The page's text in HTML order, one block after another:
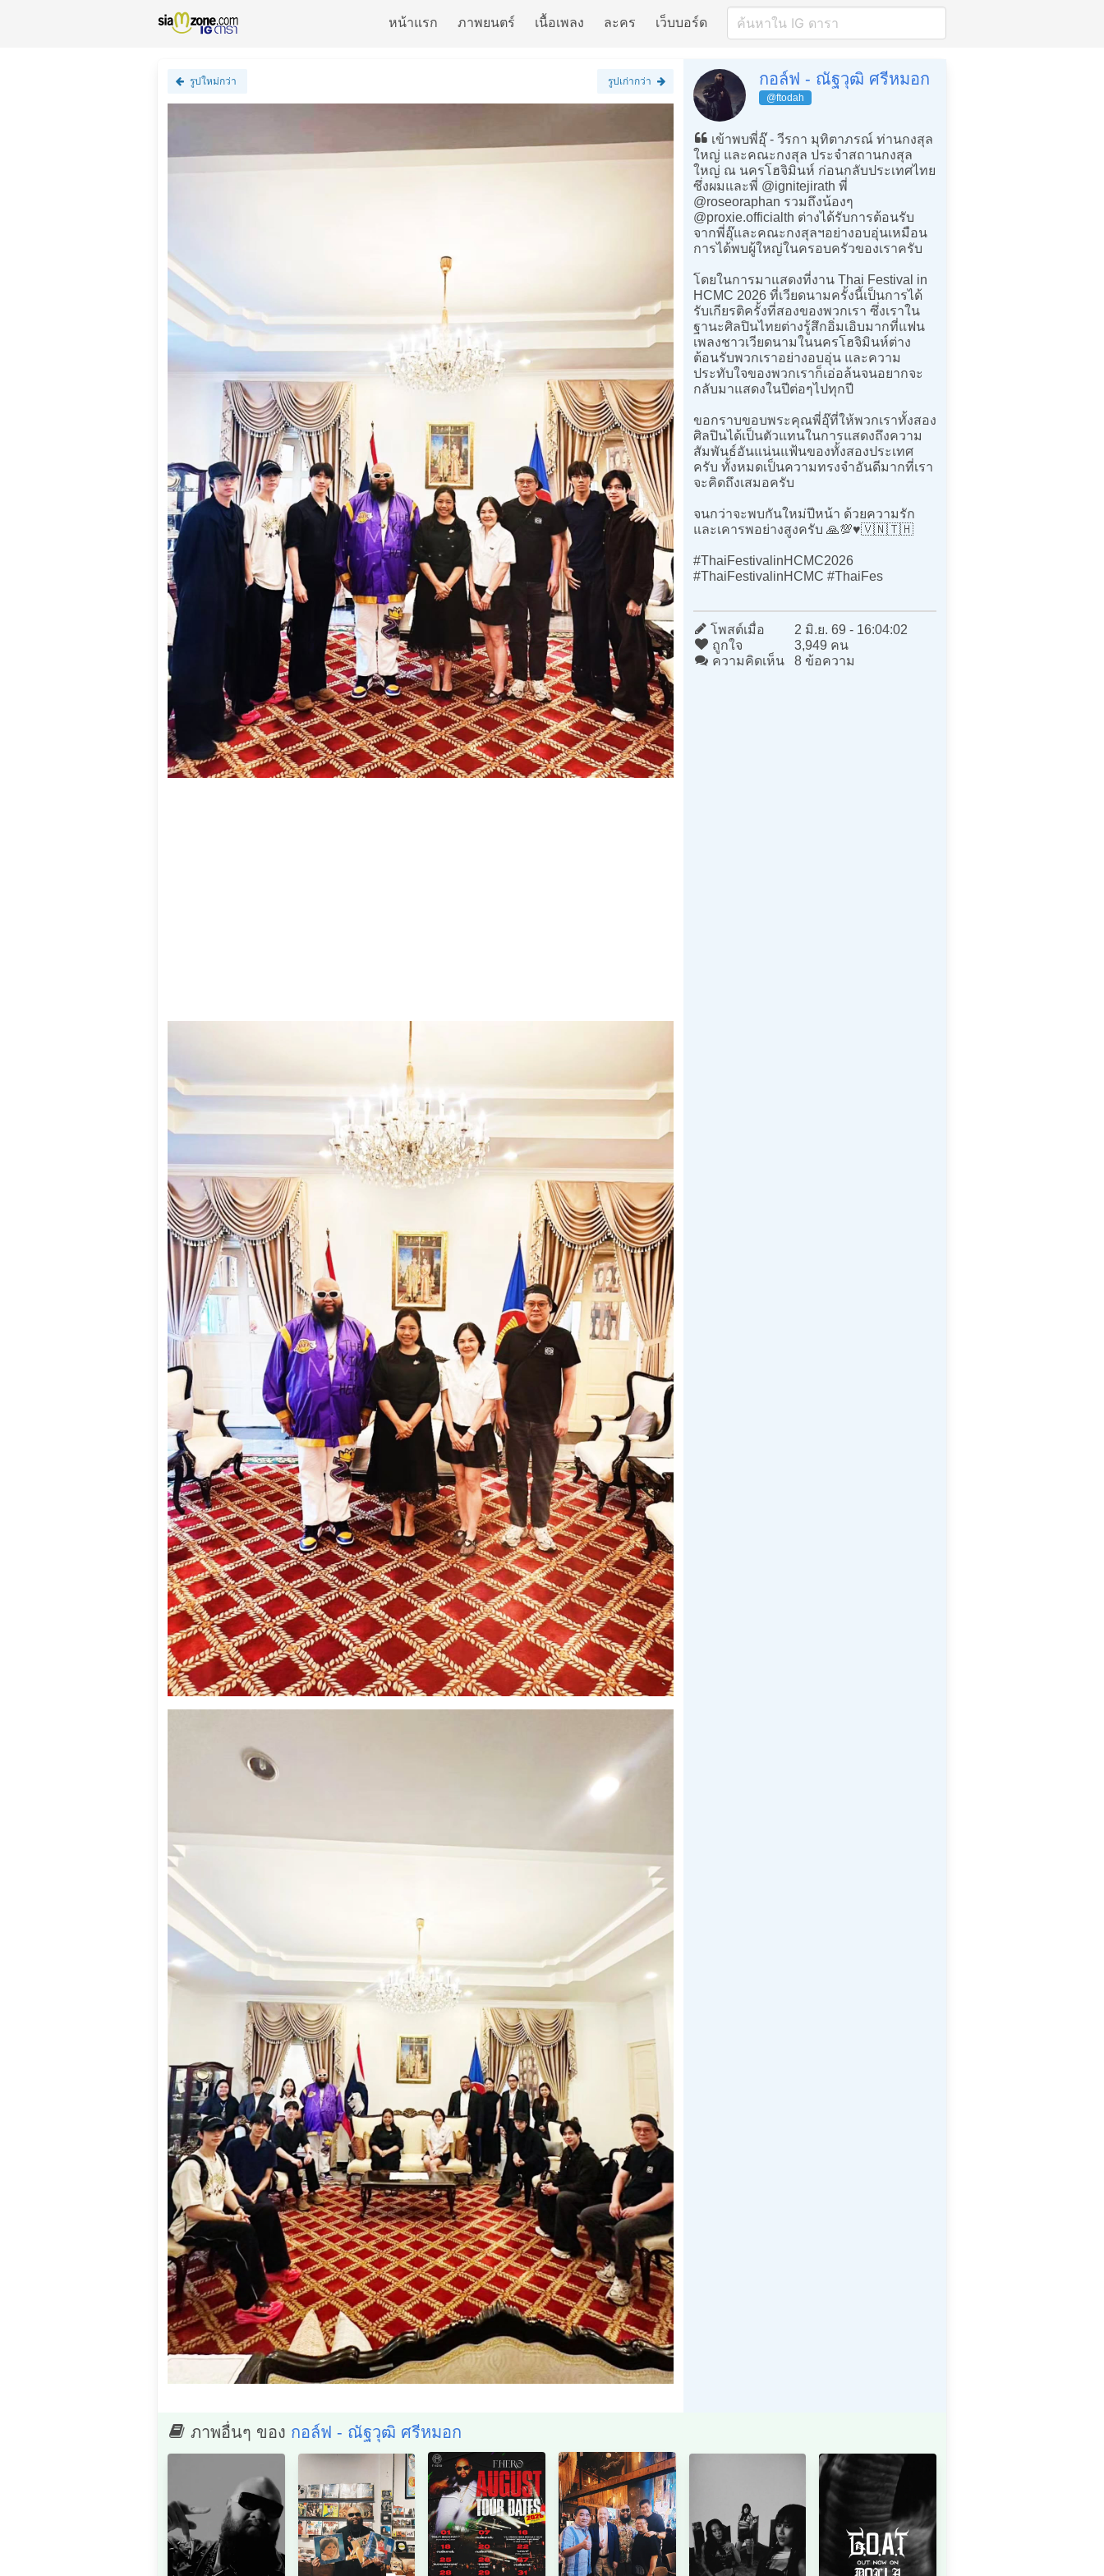
หน้าแรก ภาพยนตร์ เนื้อเพลง ละคร เว็บบอร์ด
รูปใหม่กว่า รูปเก่ากว่า กอล์ฟ - ณัฐวุฒิ ศรีหมอก
@ftodah
เข้าพบพี่อุ๊ - วีรกา มุทิตาภรณ์ ท่านกงสุล
ใหญ่ และคณะกงสุล ประจำสถานกงสุล
ใหญ่ ณ นครโฮจิมินห์ ก่อนกลับประเทศไทย
ซึ่งผมและพี่ @ignitejirath พี่
@roseoraphan รวมถึงน้องๆ
@proxie.officialth ต่างได้รับการต้อนรับ
จากพี่อุ๊และคณะกงสุลฯอย่างอบอุ่นเหมือน
การได้พบผู้ใหญ่ในครอบครัวของเราครับ
โดยในการมาแสดงที่งาน Thai Festival in
HCMC 2026 ที่เวียดนามครั้งนี้เป็นการได้
รับเกียรติครั้งที่สองของพวกเรา ซึ่งเราใน
ฐานะศิลปินไทยต่างรู้สึกอิ่มเอิบมากที่แฟน
เพลงชาวเวียดนามในนครโฮจิมินห์ต่าง
ต้อนรับพวกเราอย่างอบอุ่น และความ
ประทับใจของพวกเราก็เอ่อล้นจนอยากจะ
กลับมาแสดงในปีต่อๆไปทุกปี
ขอกราบขอบพระคุณพี่อุ๊ที่ให้พวกเราทั้งสอง
ศิลปินได้เป็นตัวแทนในการแสดงถึงความ
สัมพันธ์อันแน่นแฟ้นของทั้งสองประเทศ
ครับ ทั้งหมดเป็นความทรงจำอันดีมากที่เรา
จะคิดถึงเสมอครับ
จนกว่าจะพบกันใหม่ปีหน้า ด้วยความรัก
และเคารพอย่างสูงครับ 🙏💯♥️🇻🇳🇹🇭
#ThaiFestivalinHCMC2026
#ThaiFestivalinHCMC #ThaiFes
โพสต์เมื่อ
2 มิ.ย. 69 - 16:04:02
ถูกใจ
3,949 คน
ความคิดเห็น
8 ข้อความ
ภาพอื่นๆ ของ กอล์ฟ - ณัฐวุฒิ ศรีหมอก